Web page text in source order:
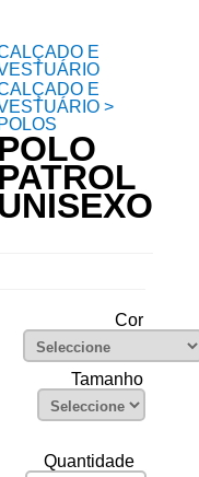
E
E
>
POLOS
POLO
PATROL
UNISEXO
Cor
Tamanho
Quantidade